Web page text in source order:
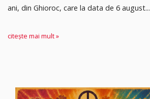
ani, din Ghioroc, care la data de 6 august...
citește mai mult »